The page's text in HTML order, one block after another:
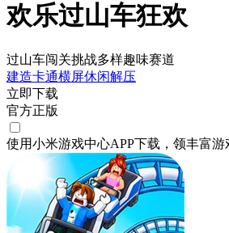
欢乐过山车狂欢
过山车闯关挑战多样趣味赛道
建造卡通横屏休闲解压
立即下载
官方正版
使用小米游戏中心APP下载 ，领丰富游